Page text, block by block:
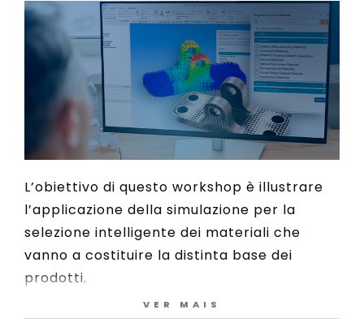
L’obiettivo di questo workshop è illustrare
l’applicazione della simulazione per la
selezione intelligente dei materiali che
vanno a costituire la distinta base dei
prodotti.
Mostreremo come scegliere i materiali
VER MAIS